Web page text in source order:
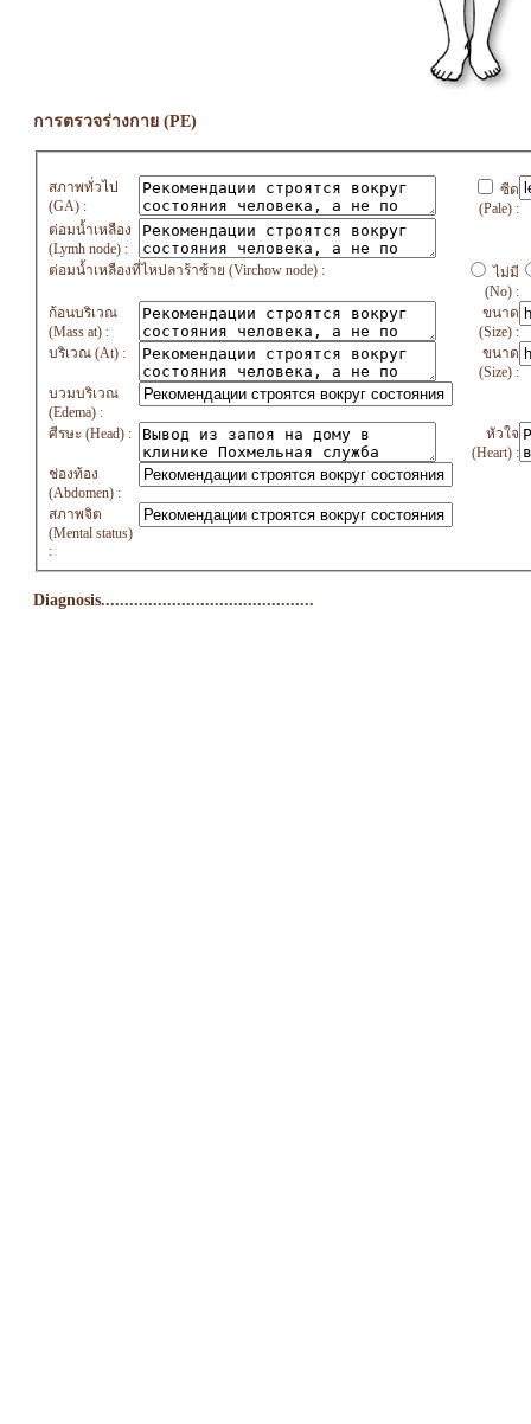
การตรวจร่างกาย (PE)
สภาพทั่วไป
(GA) :
ซีด
(Pale) :
ต่อมน้ำเหลือง
(Lymh node) :
ต่อมน้ำเหลืองที่ไหปลาร้าซ้าย (Virchow node) :
ไม่มี
(No) :
ก้อนบริเวณ
(Mass at) :
ขนาด
(Size) :
บริเวณ (At) :
ขนาด
(Size) :
บวมบริเวณ
(Edema) :
ศีรษะ (Head) :
หัวใจ
(Heart) :
ช่องท้อง
(Abdomen) :
สภาพจิต
(Mental status)
:
Diagnosis.............................................